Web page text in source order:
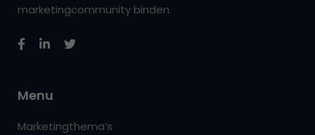
marketingcommunity binden.
Menu
Marketingthema’s